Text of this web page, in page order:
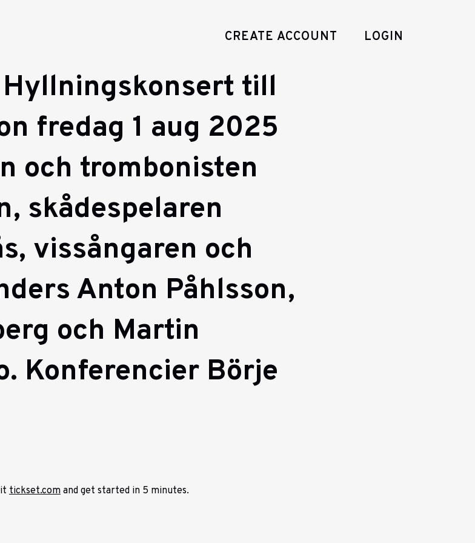
CREATE ACCOUNT LOGIN
till
fredag 1 aug 2025
och trombonisten
skådespelaren
vissångaren och
Anton Påhlsson,
och Martin
Konferencier Börje
tickset.com and get started in 5 minutes.